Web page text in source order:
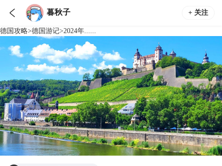
 暮秋子 + 关注
德国 攻略>德国 游记>2024年......